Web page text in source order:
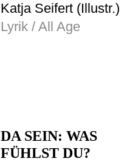
Katja Seifert (Illustr.)
Lyrik / All Age
DA SEIN: WAS
FÜHLST DU?